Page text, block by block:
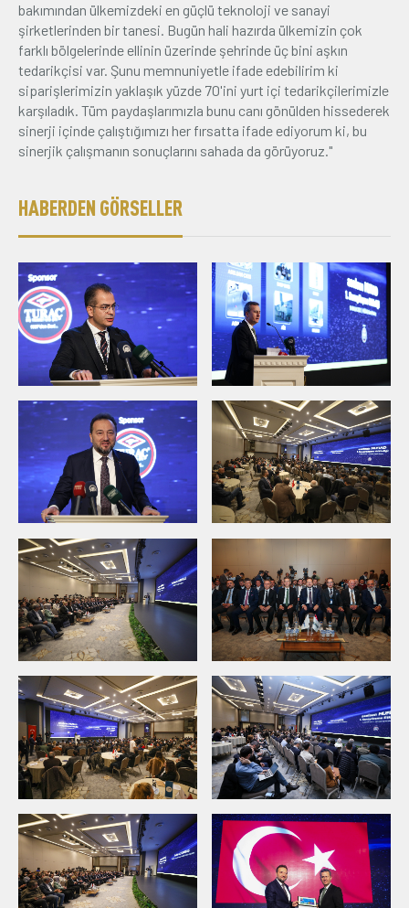
bakımından ülkemizdeki en güçlü teknoloji ve sanayi
şirketlerinden bir tanesi. Bugün hali hazırda ülkemizin çok
farklı bölgelerinde ellinin üzerinde şehrinde üç bini aşkın
tedarikçisi var. Şunu memnuniyetle ifade edebilirim ki
siparişlerimizin yaklaşık yüzde 70'ini yurt içi tedarikçilerimizle
karşıladık. Tüm paydaşlarımızla bunu canı gönülden hissederek
sinerji içinde çalıştığımızı her fırsatta ifade ediyorum ki, bu
sinerjik çalışmanın sonuçlarını sahada da görüyoruz."
HABERDEN GÖRSELLER